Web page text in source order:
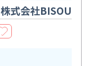
株式会社BISOU